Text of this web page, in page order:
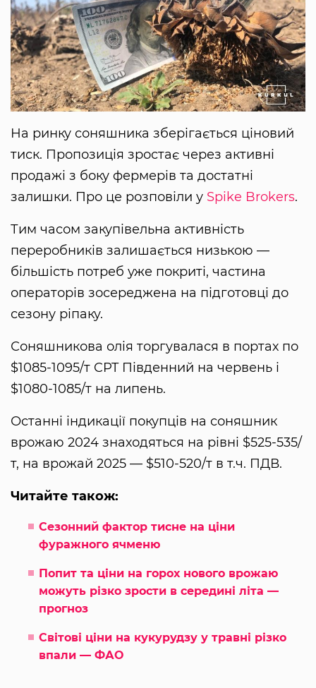
На ринку соняшника зберігається ціновий
тиск. Пропозиція зростає через активні
продажі з боку фермерів та достатні
залишки. Про це розповіли у Spike Brokers.
Тим часом закупівельна активність
переробників залишається низькою —
більшість потреб уже покриті, частина
операторів зосереджена на підготовці до
сезону ріпаку.
Соняшникова олія торгувалася в портах по
$1085-1095/т CPT Південний на червень і
$1080-1085/т на липень.
Останні індикації покупців на соняшник
врожаю 2024 знаходяться на рівні $525-535/
т, на врожай 2025 — $510-520/т в т.ч. ПДВ.
Читайте також:
Сезонний фактор тисне на ціни
фуражного ячменю
Попит та ціни на горох нового врожаю
можуть різко зрости в середині літа —
прогноз
Світові ціни на кукурудзу у травні різко
впали — ФАО